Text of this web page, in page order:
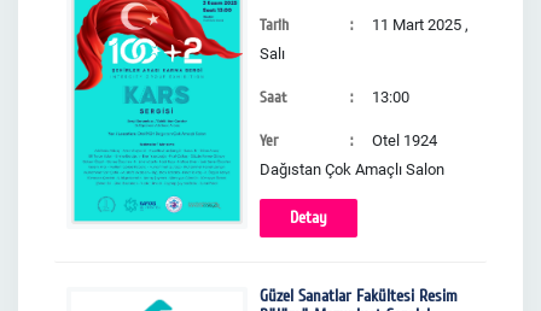
Tarih
11 Mart 2025 ,
Salı
Saat 13:00
Yer
Otel 1924
Dağıstan Çok Amaçlı Salon
Detay
Güzel Sanatlar Fakültesi Resim